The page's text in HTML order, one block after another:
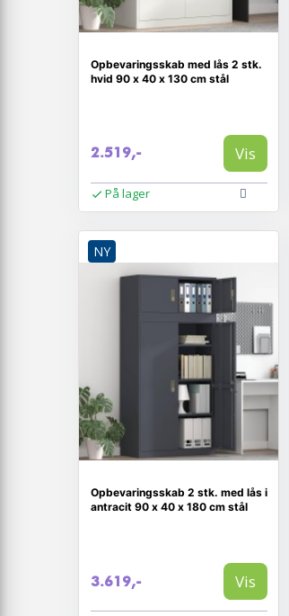
Opbevaringsskab med lås 2 stk.
hvid 90 x 40 x 130 cm stål
2.519,- Vis
På lager
NY
Opbevaringsskab 2 stk. med lås i
antracit 90 x 40 x 180 cm stål
3.619,- Vis